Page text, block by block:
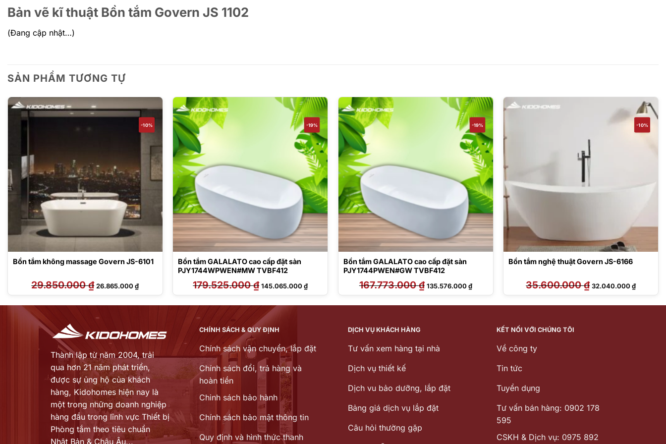
Bản vẽ kĩ thuật Bồn tắm Govern JS 1102
(Đang cập nhật…)
SẢN PHẨM TƯƠNG TỰ
-10%
Bồn tắm không massage Govern JS-6101
29.850.000₫ Giá
gốc
là:
26.865.000₫Giá
hiện
tại
26.865.000 ₫.
-19%
Bồn tắm GALALATO cao cấp đặt sàn
PJY1744WPWEN#MW TVBF412
179.525.000₫ Giá
gốc
là:
145.065.000₫Giá
hiện
tại
145.065.000 ₫.
-19%
Bồn tắm GALALATO cao cấp đặt sàn
PJY1744PWEN#GW TVBF412
167.773.000₫ Giá
gốc
là:
135.576.000₫Giá
hiện
tại
135.576.000 ₫.
-10%
Bồn tắm nghệ thuật Govern JS-6166
35.600.000₫ Giá
gốc
là:
32.040.000₫Giá
hiện
tại
₫.
Thành lập từ năm 2004, trải
qua hơn 21 năm phát triển,
được sự ủng hộ của khách
hàng, Kidohomes hiện nay là
một trong những doanh nghiệp
hàng đầu trong lĩnh vực Thiết bị
Phòng tắm theo tiêu chuẩn
Nhật Bản & Châu Âu...
CHÍNH SÁCH & QUY ĐỊNH
Chính sách vận chuyển, lắp đặt
Chính sách đổi, trả hàng và
hoàn tiền
Chinh sách bảo hành
Chính sách bảo mật thông tin
Quy định và hình thức thanh
DỊCH VỤ KHÁCH HÀNG
Tư vấn xem hàng tại nhà
Dịch vụ thiết kế
Dịch vu bảo dưỡng, lắp đặt
Bảng giá dịch vụ lắp đặt
Câu hỏi thường gặp
KẾT NỐI VỚI CHÚNG TÔI
Về công ty
Tin tức
Tuyển dụng
Tư vấn bán hàng: 0902 178
595
CSKH & Dịch vụ: 0975 892